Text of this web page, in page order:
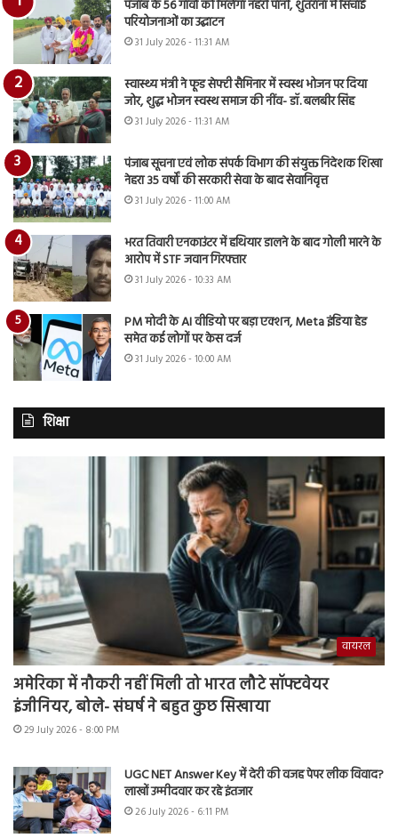
पंजाब के 56 गांवों को मिलेगा नहरी पानी, शुतराना में सिंचाई
परियोजनाओं का उद्घाटन
31 July 2026 - 11:31 AM
स्वास्थ्य मंत्री ने फूड सेफ्टी सैमिनार में स्वस्थ भोजन पर दिया
जोर, शुद्ध भोजन स्वस्थ समाज की नींव- डॉ. बलबीर सिंह
31 July 2026 - 11:31 AM
पंजाब सूचना एवं लोक संपर्क विभाग की संयुक्त निदेशक शिखा
नेहरा 35 वर्षों की सरकारी सेवा के बाद सेवानिवृत्त
31 July 2026 - 11:00 AM
भरत तिवारी एनकाउंटर में हथियार डालने के बाद गोली मारने के
आरोप में STF जवान गिरफ्तार
31 July 2026 - 10:33 AM
PM मोदी के AI वीडियो पर बड़ा एक्शन, Meta इंडिया हेड
समेत कई लोगों पर केस दर्ज
31 July 2026 - 10:00 AM
शिक्षा
वायरल
अमेरिका में नौकरी नहीं मिली तो भारत लौटे सॉफ्टवेयर
इंजीनियर, बोले- संघर्ष ने बहुत कुछ सिखाया
29 July 2026 - 8:00 PM
UGC NET Answer Key में देरी की वजह पेपर लीक विवाद?
लाखों उम्मीदवार कर रहे इंतजार
26 July 2026 - 6:11 PM